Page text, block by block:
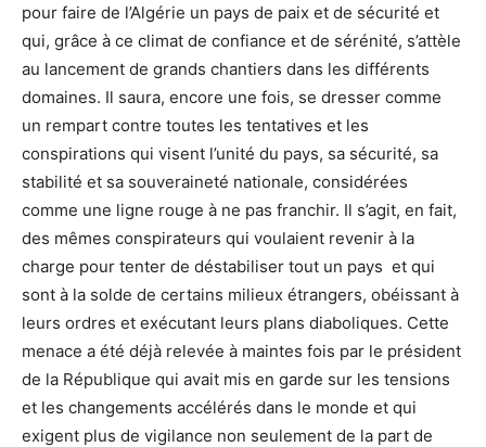
pour faire de l’Algérie un pays de paix et de sécurité et
qui, grâce à ce climat de confiance et de sérénité, s’attèle
au lancement de grands chantiers dans les différents
domaines. Il saura, encore une fois, se dresser comme
un rempart contre toutes les tentatives et les
conspirations qui visent l’unité du pays, sa sécurité, sa
stabilité et sa souveraineté nationale, considérées
comme une ligne rouge à ne pas franchir. Il s’agit, en fait,
des mêmes conspirateurs qui voulaient revenir à la
charge pour tenter de déstabiliser tout un pays et qui
sont à la solde de certains milieux étrangers, obéissant à
leurs ordres et exécutant leurs plans diaboliques. Cette
menace a été déjà relevée à maintes fois par le président
de la République qui avait mis en garde sur les tensions
et les changements accélérés dans le monde et qui
exigent plus de vigilance non seulement de la part de